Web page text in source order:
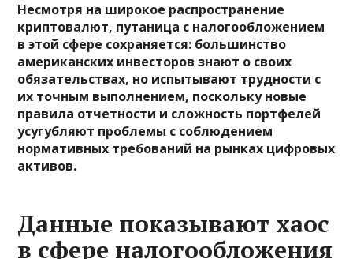
Несмотря на широкое распространение
криптовалют, путаница с налогообложением
в этой сфере сохраняется: большинство
американских инвесторов знают о своих
обязательствах, но испытывают трудности с
их точным выполнением, поскольку новые
правила отчетности и сложность портфелей
усугубляют проблемы с соблюдением
нормативных требований на рынках цифровых
активов.
Данные показывают хаос
в сфере налогообложения